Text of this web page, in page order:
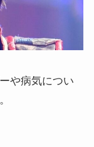
や病気につい